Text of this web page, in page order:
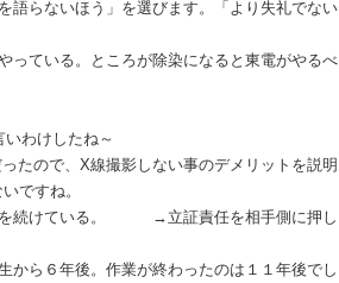
語らないほう」を選びます。「より失礼でない
っている。ところが除染になると東電がやるべ
わけしたね～
たので、X線撮影しない事のデメリットを説明
ですね。
材を続けている。 →立証責任を相手側に押し
から６年後。作業が終わったのは１１年後でし